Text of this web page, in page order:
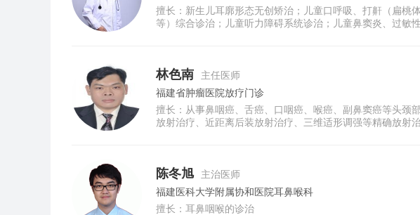
擅长：新生儿耳廓形态无创矫治；儿童口呼吸、打鼾（扁桃
等）综合诊治；儿童听力障碍系统诊治；儿童鼻窦炎、过敏性
林色南
主任医师
福建省肿瘤医院放疗门诊
擅长：从事鼻咽癌、舌癌、口咽癌、喉癌、副鼻窦癌等头颈
放射治疗、近距离后装放射治疗、三维适形调强等精确放射治
陈冬旭
主治医师
福建医科大学附属协和医院耳鼻喉科
擅长：耳鼻咽喉的诊治